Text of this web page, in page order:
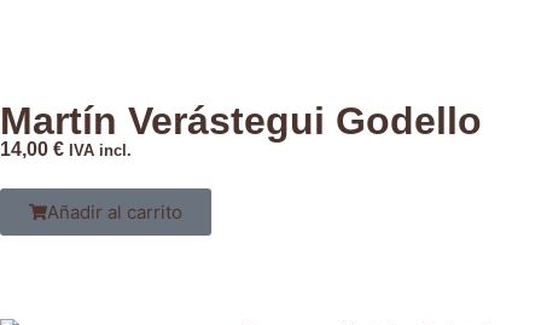
Martín Verástegui Godello
14,00 € IVA incl.
Añadir al carrito